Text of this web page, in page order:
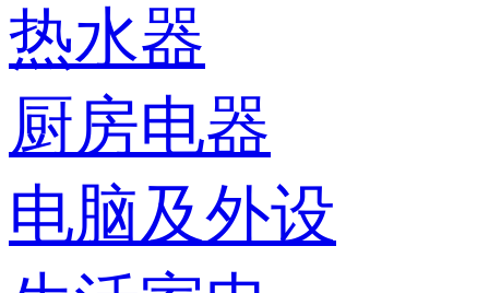
热水器
厨房电器
电脑及外设